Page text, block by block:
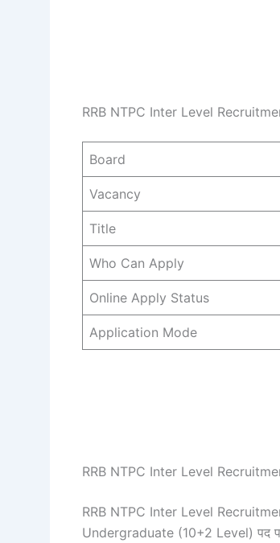
RRB NTPC Inter Level
Board
Vacancy
Title
Who Can Apply
Online Apply Status
Application Mode
RRB NTPC Inter Level
RRB NTPC Inter Level
Undergraduate (10+2 Level) पद